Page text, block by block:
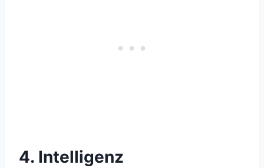
4. Intelligenz